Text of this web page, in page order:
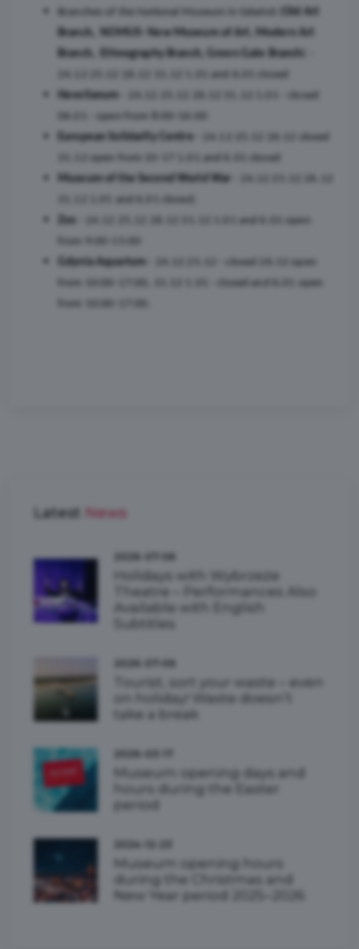
Branch, NOMUS- New Museum of Art, Modern Art
Branch, Ethnography Branch, Green Gate Branch
24.12 25.12 26.12 31.12 1.01 and 6.01 closed
Hevelianum
- 24.12 25.12 26.12 31.12 1.01 - closed
06.01 - open from 8:00-16:00
European Solidarity Centre
- 24.12 25.12 26.12 closed
31.12 open from 10-17 1.01 and 6.01 closed
Museum of the Second World War
Zoo
- 24.12 25.12 26.12 31.12 1.01 and 6.01 open
Gdynia Aquarium
- 24.12 25.12 - closed 26.12 open
from 10:00-17:00, 31.12 1.01 - closed and 6.01 open
Latest News
2026-07-06
Holidays with Wybrzeże
Theatre – Performances Also
Available with English
Subtitles
2026-07-06
Tourist, sort your waste – even
on holiday! Waste doesn’t
take a break
2026-03-17
Museum opening days and
hours during the Easter
period
2024-12-23
Museum opening hours
during the Christmas and
New Year period 2025–2026